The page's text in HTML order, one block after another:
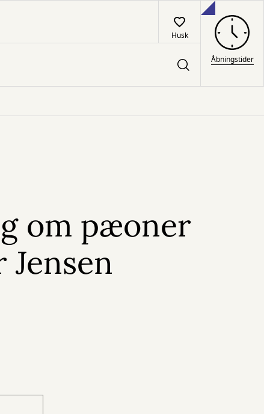
Husk
Åbningstider
om pæoner
Jensen